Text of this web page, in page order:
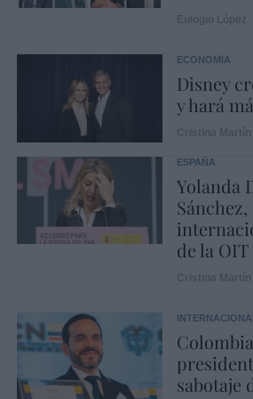
ECONOMÍA
Disney
y hará
ESPAÑA
Yolanda
de la OIT
sabotaje